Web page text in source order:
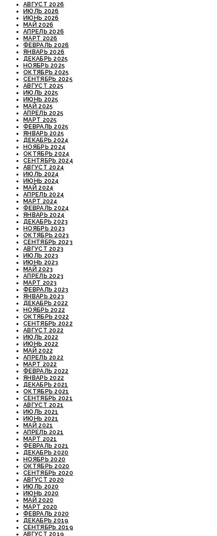
АВГУСТ 2026
ИЮЛЬ 2026
ИЮНЬ 2026
МАЙ 2026
АПРЕЛЬ 2026
МАРТ 2026
ФЕВРАЛЬ 2026
ЯНВАРЬ 2026
ДЕКАБРЬ 2025
НОЯБРЬ 2025
ОКТЯБРЬ 2025
СЕНТЯБРЬ 2025
АВГУСТ 2025
ИЮЛЬ 2025
ИЮНЬ 2025
МАЙ 2025
АПРЕЛЬ 2025
МАРТ 2025
ФЕВРАЛЬ 2025
ЯНВАРЬ 2025
ДЕКАБРЬ 2024
НОЯБРЬ 2024
ОКТЯБРЬ 2024
СЕНТЯБРЬ 2024
АВГУСТ 2024
ИЮЛЬ 2024
ИЮНЬ 2024
МАЙ 2024
АПРЕЛЬ 2024
МАРТ 2024
ФЕВРАЛЬ 2024
ЯНВАРЬ 2024
ДЕКАБРЬ 2023
НОЯБРЬ 2023
ОКТЯБРЬ 2023
СЕНТЯБРЬ 2023
АВГУСТ 2023
ИЮЛЬ 2023
ИЮНЬ 2023
МАЙ 2023
АПРЕЛЬ 2023
МАРТ 2023
ФЕВРАЛЬ 2023
ЯНВАРЬ 2023
ДЕКАБРЬ 2022
НОЯБРЬ 2022
ОКТЯБРЬ 2022
СЕНТЯБРЬ 2022
АВГУСТ 2022
ИЮЛЬ 2022
ИЮНЬ 2022
МАЙ 2022
АПРЕЛЬ 2022
МАРТ 2022
ФЕВРАЛЬ 2022
ЯНВАРЬ 2022
ДЕКАБРЬ 2021
ОКТЯБРЬ 2021
СЕНТЯБРЬ 2021
АВГУСТ 2021
ИЮЛЬ 2021
ИЮНЬ 2021
МАЙ 2021
АПРЕЛЬ 2021
МАРТ 2021
ФЕВРАЛЬ 2021
ДЕКАБРЬ 2020
НОЯБРЬ 2020
ОКТЯБРЬ 2020
СЕНТЯБРЬ 2020
АВГУСТ 2020
ИЮЛЬ 2020
ИЮНЬ 2020
МАЙ 2020
МАРТ 2020
ФЕВРАЛЬ 2020
ДЕКАБРЬ 2019
СЕНТЯБРЬ 2019
АВГУСТ 2019